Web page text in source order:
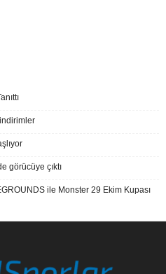
görücüye çıktı
ile Monster 29 Ekim Kupası